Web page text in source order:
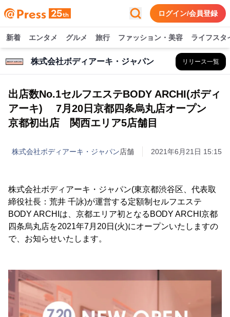
ログイン/会員登録
新着 エンタメ グルメ 旅行 ファッション・美容 ライフスタ
株式会社ボディアーキ・ジャパン リリース一覧
出店数No.1セルフエステBODY ARCHI(ボディ
アーキ) 7月20日京都四条烏丸店オープン
京都初出店 関西エリア5店舗目
株式会社ボディアーキ・ジャパン店舗 2021年6月21日 15:15
株式会社ボディアーキ・ジャパン(東京都渋谷区、代表取
締役社長：荒井 千詠)が運営する定額制セルフエステ
BODY ARCHIは、京都エリア初となるBODY ARCHI京都
四条烏丸店を2021年7月20日(火)にオープンいたしますの
で、お知らせいたします。